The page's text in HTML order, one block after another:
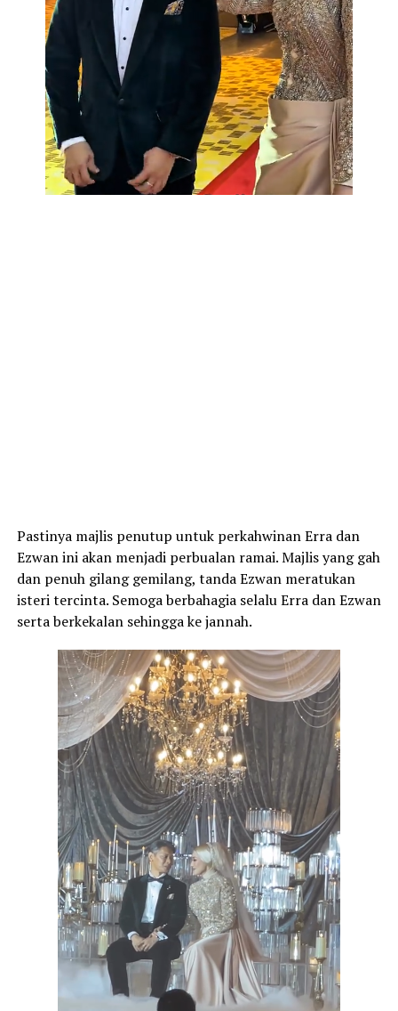
Pastinya majlis penutup untuk perkahwinan Erra dan
Ezwan ini akan menjadi perbualan ramai. Majlis yang gah
dan penuh gilang gemilang, tanda Ezwan meratukan
isteri tercinta. Semoga berbahagia selalu Erra dan Ezwan
serta berkekalan sehingga ke jannah.